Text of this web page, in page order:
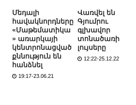
Մեդալի
հավակնորդները
«Մաթեմատիկա
» առարկայի
կենտրոնացված
քննություն են
հանձնել
19:17-23.06.21
Վառվել են
Գյումրու
գլխավոր
տոնածառի
լույսերը
12:22-25.12.22